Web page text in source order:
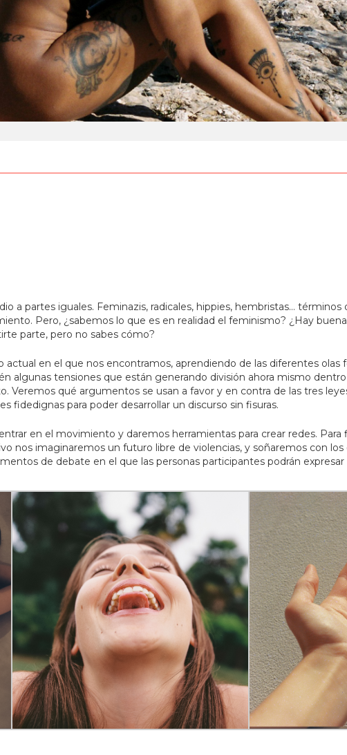
a partes iguales. Feminazis, radicales, hippies, hembristas… términos
Pero, ¿sabemos lo que es en realidad el feminismo? ¿Hay
parte, pero no sabes cómo?
en el que nos encontramos, aprendiendo de las diferentes olas
algunas tensiones que están generando división ahora mismo
Veremos qué argumentos se usan a favor y en contra de las tres
para poder desarrollar un discurso sin fisuras.
en el movimiento y daremos herramientas para crear redes. Para
nos imaginaremos un futuro libre de violencias, y soñaremos con
de debate en el que las personas participantes podrán expresar